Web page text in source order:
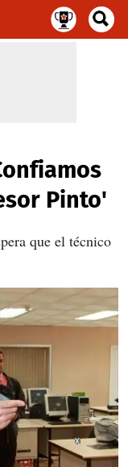
Pinto'
que el técnico
X